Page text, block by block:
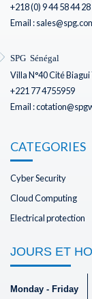
+218 (0) 9 44 58 44 28
Email :
SPG Sénégal
Villa N°40 Cité
+221 77 4755959
Email :
CATEGORIES
Cyber Security
Cloud Computing
Electrical protection
JOURS ET
Monday - Friday